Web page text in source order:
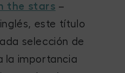
the stars –
este título
selección de
la importancia